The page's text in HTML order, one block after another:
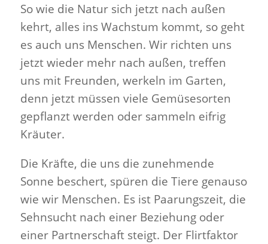
So wie die Natur sich jetzt nach außen
kehrt, alles ins Wach­stum kommt, so geht
es auch uns Men­schen. Wir richten uns
jetzt wieder mehr nach außen, tre­ffen
uns mit Fre­unden, werkeln im Garten,
denn jetzt müssen viele Gemüs­esorten
gepflanzt werden oder sam­meln eifrig
Kräuter.
Die Kräfte, die uns die zunehmende
Sonne beschert, spüren die Tiere genauso
wie wir Men­schen. Es ist Paarungszeit, die
Sehn­sucht nach einer Beziehung oder
einer Part­ner­schaft steigt. Der Flirt­faktor